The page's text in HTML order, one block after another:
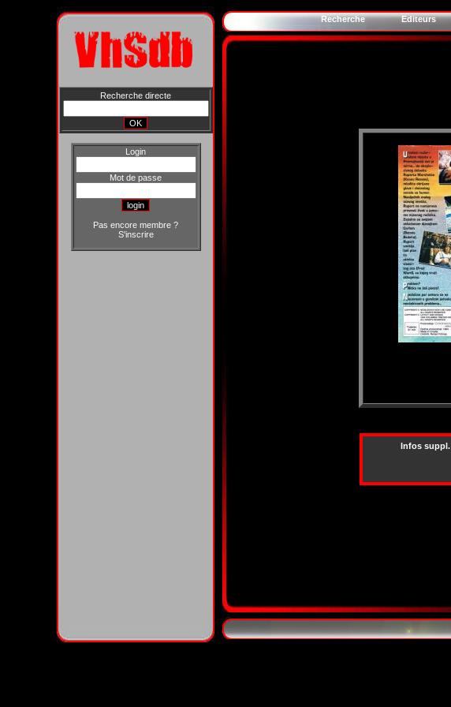
Recherche directe
Login
Mot de passe
Pas encore membre ?
S'inscrire
Recherche Editeurs
Infos suppl.